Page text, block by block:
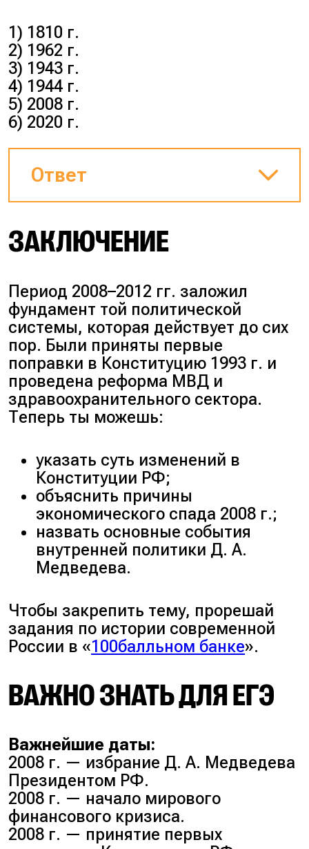
1) 1810 г.
2) 1962 г.
3) 1943 г.
4) 1944 г.
5) 2008 г.
6) 2020 г.
Ответ
Карибский кризис — 1962 г.
Принятие первых поправок в
Конституцию РФ — 2008 г.
Учреждение Государственного
Ответ: 3251.
ЗАКЛЮЧЕНИЕ
Период 2008–2012 гг. заложил
фундамент той политической
системы, которая действует до сих
пор. Были приняты первые
поправки в Конституцию 1993 г. и
проведена реформа МВД и
здравоохранительного сектора.
Теперь ты можешь:
указать суть изменений в
Конституции РФ;
объяснить причины
экономического спада 2008 г.;
назвать основные события
внутренней политики Д. А.
Медведева.
Чтобы закрепить тему, прорешай
задания по истории современной
России в «100балльном банке».
ВАЖНО ЗНАТЬ ДЛЯ ЕГЭ
Важнейшие даты:
2008 г. — избрание Д. А. Медведева
Президентом РФ.
2008 г. — начало мирового
финансового кризиса.
2008 г. — принятие первых